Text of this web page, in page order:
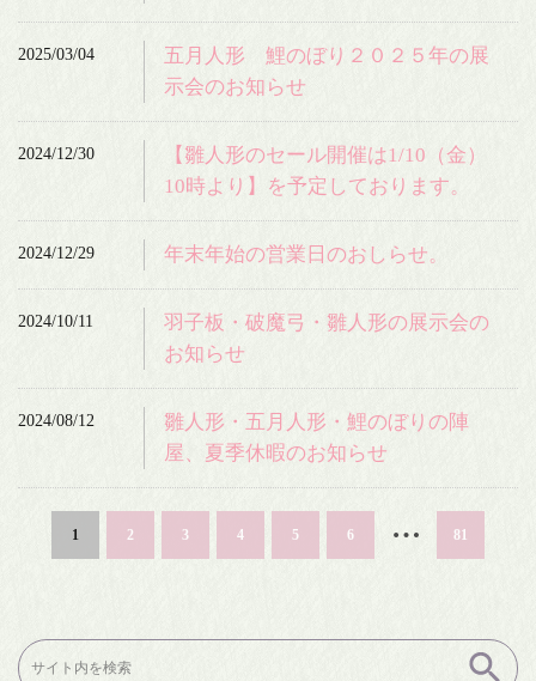
2025/03/04
五月人形 鯉のぼり２０２５年の展
示会のお知らせ
2024/12/30
【雛人形のセール開催は1/10（金）
10時より】を予定しております。
2024/12/29 年末年始の営業日のおしらせ。
2024/10/11
羽子板・破魔弓・雛人形の展示会の
お知らせ
2024/08/12
雛人形・五月人形・鯉のぼりの陣
屋、夏季休暇のお知らせ
1 2 3 4 5 6 … 81
検
索: